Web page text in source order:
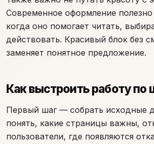
Современное оформление полезно
когда оно помогает читать,
действовать. Красивый блок без
заменяет понятное предложение.
Как выстроить работу по
Первый шаг — собрать исходные
понять, какие страницы важны,
пользователи, где появляются